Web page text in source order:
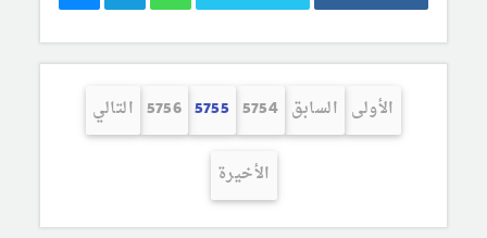
الأولى السابق 5754
5755
5756 التالي
الأخيرة